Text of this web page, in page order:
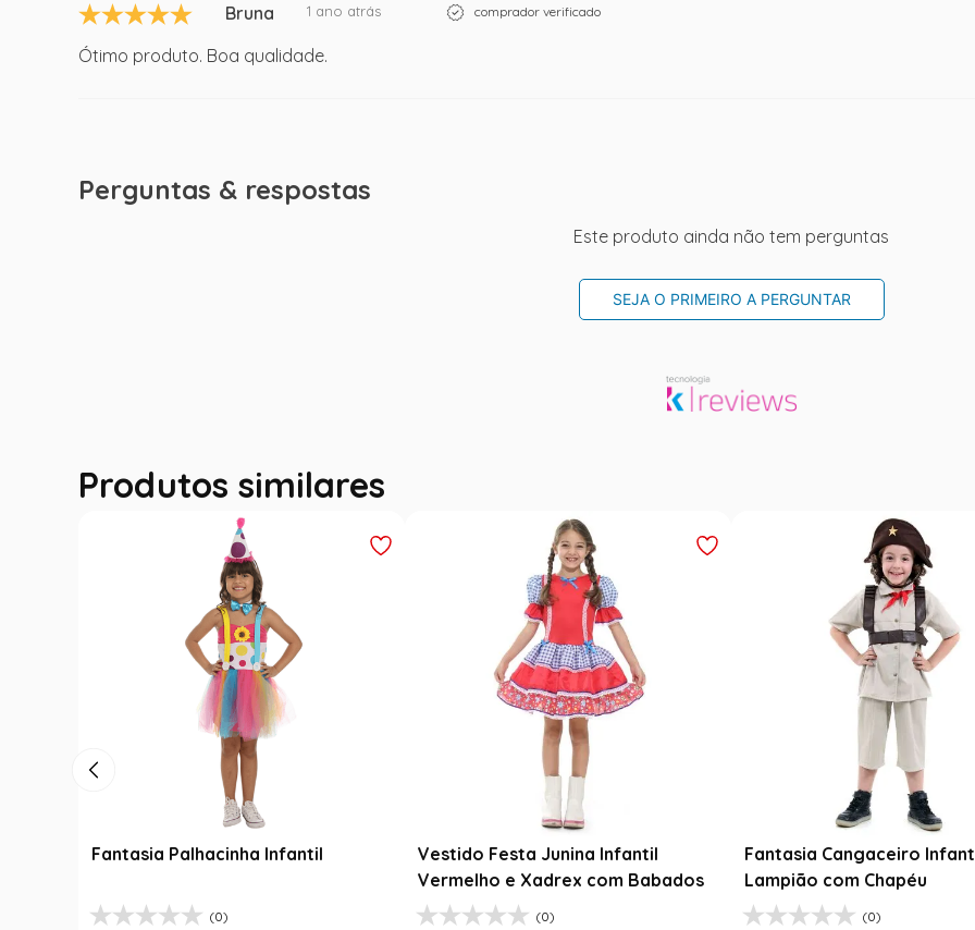
Bruna 1 ano atrás comprador verificado
Ótimo produto. Boa qualidade.
Perguntas & respostas
Este produto ainda não tem perguntas
SEJA O PRIMEIRO A PERGUNTAR
Produtos similares
Fantasia Festa Junina Adulto
Jardineira Xadrez Caipira Azul
R$ 139,99
1 R$ 99, 99
Roupa Festa Junina Bebê Menina
Fantasia Rosa Floral com Renda
R$ 189,99
R$ 99,99 47 % OFF
1 R$ 99, 99
Saia Infantil Festa Junina
Xadrez Preto com Girassol
R$ 129,99
R$ 78,90
1 R$ 78, 90